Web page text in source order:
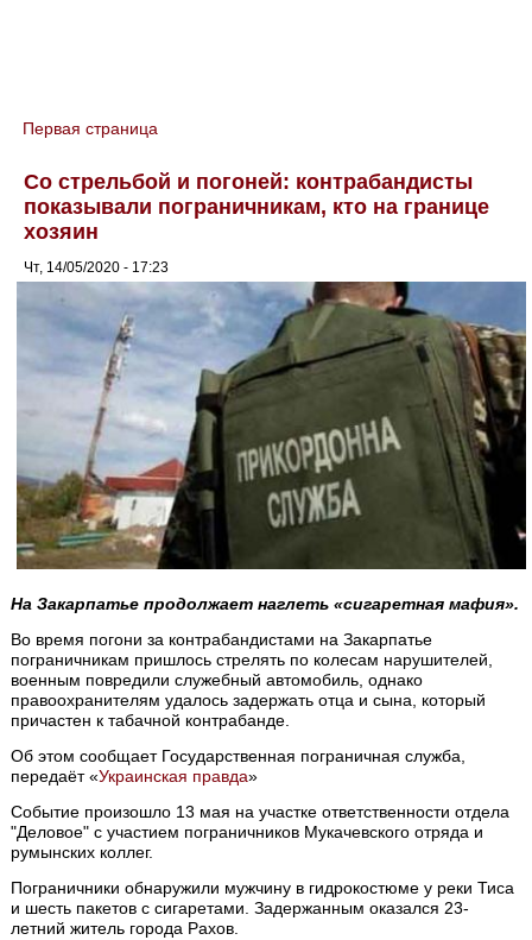
You are here
Первая страница
Со стрельбой и погоней: контрабандисты
показывали пограничникам, кто на границе
хозяин
Чт, 14/05/2020 - 17:23
На Закарпатье продолжает наглеть «сигаретная мафия».
Во время погони за контрабандистами на Закарпатье
пограничникам пришлось стрелять по колесам нарушителей,
военным повредили служебный автомобиль, однако
правоохранителям удалось задержать отца и сына, который
причастен к табачной контрабанде.
Об этом сообщает Государственная пограничная служба,
передаёт «Украинская правда»
Событие произошло 13 мая на участке ответственности отдела
"Деловое" с участием пограничников Мукачевского отряда и
румынских коллег.
Пограничники обнаружили мужчину в гидрокостюме у реки Тиса
и шесть пакетов с сигаретами. Задержанным оказался 23-
летний житель города Рахов.